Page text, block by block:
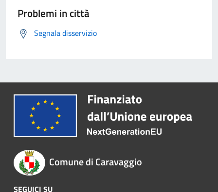
Problemi in città
Segnala disservizio
Comune di Caravaggio
SEGUICI SU